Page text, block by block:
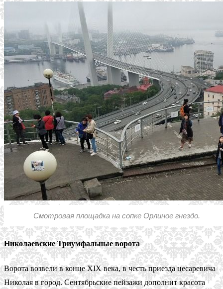
Смотровая площадка на сопке Орлиное гнездо.
Николаевские Триумфальные ворота
Ворота возвели в конце XIX века, в честь приезда цесаревича
Николая в город. Сентябрьские пейзажи дополнит красота